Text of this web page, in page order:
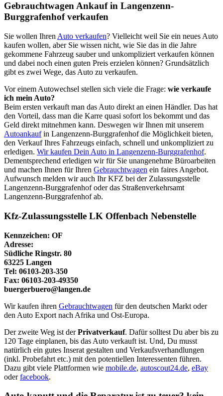
Gebrauchtwagen Ankauf in Langenzenn-
Burggrafenhof verkaufen
Sie wollen Ihren Auto verkaufen? Vielleicht weil Sie ein neues Auto
kaufen wollen, aber Sie wissen nicht, wie Sie das in die Jahre
gekommene Fahrzeug sauber und unkompliziert verkaufen können
und dabei noch einen guten Preis erzielen können? Grundsätzlich
gibt es zwei Wege, das Auto zu verkaufen.
Vor einem Autowechsel stellen sich viele die Frage: wie verkaufe
ich mein Auto?
Beim ersten verkauft man das Auto direkt an einen Händler. Das hat
den Vorteil, dass man die Karre quasi sofort los bekommt und das
Geld direkt mitnehmen kann. Deswegen wir Ihnen mit unserem
Autoankaufin Langenzenn-Burggrafenhof die Möglichkeit bieten,
den Verkauf Ihres Fahrzeugs einfach, schnell und unkompliziert zu
erledigen. Wir kaufen Dein Auto in Langenzenn-Burggrafenhof.
Dementsprechend erledigen wir für Sie unangenehme Büroarbeiten
und machen Ihnen für Ihren Gebrauchtwagen ein faires Angebot.
Aufwunsch melden wir auch Ihr KFZ bei der Zulassungsstelle
Langenzenn-Burggrafenhof oder das Straßenverkehrsamt
Langenzenn-Burggrafenhof ab.
Kfz-Zulassungsstelle LK Offenbach Nebenstelle
Kennzeichen: OF
Adresse:
Südliche Ringstr. 80
63225 Langen
Tel: 06103-203-350
Fax: 06103-203-49350
buergerbuero@langen.de
Wir kaufen ihren Gebrauchtwagen für den deutschen Markt oder
den Auto Export nach Afrika und Ost-Europa.
Der zweite Weg ist derPrivatverkauf. Dafür solltest Du aber bis zu
120 Tage einplanen, bis das Auto verkauft ist. Und, Du musst
natürlich ein gutes Inserat gestalten und Verkaufsverhandlungen
(inkl. Probefahrt etc.) mit den potentiellen Interessenten führen.
Dazu gibt viele Plattformen wie mobile.de, autoscout24.de, eBay
oderfacebook.